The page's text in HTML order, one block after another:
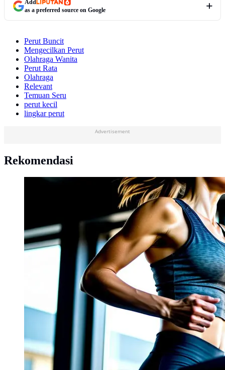
Add
as a preferred source on Google
Perut Buncit
Mengecilkan Perut
Olahraga Wanita
Perut Rata
Olahraga
Relevant
Temuan Seru
perut kecil
lingkar perut
Advertisement
Rekomendasi